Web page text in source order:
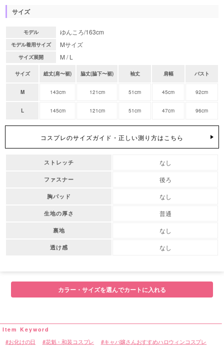
サイズ
モデル ゆんころ/163cm
モデル着用サイズ Mサイズ
サイズ展開 M / L
サイズ 総丈(肩〜裾) 脇丈(脇下〜裾) 袖丈 肩幅 バスト
M 143cm 121cm 51cm 45cm 92cm
L 145cm 121cm 51cm 47cm 96cm
コスプレのサイズガイド・正しい測り方はこちら
ストレッチ なし
ファスナー 後ろ
胸パッド なし
生地の厚さ 普通
裏地 なし
透け感 なし
カラー・サイズを選んでカートに入れる
お化けの日 花魁・和装コスプレ キャバ嬢さんおすすめハロウィンコスプレ